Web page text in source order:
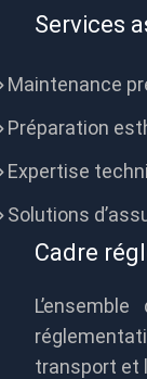
Services
Maintenance
Préparation
Expertise
Solutions
Cadre
transport et